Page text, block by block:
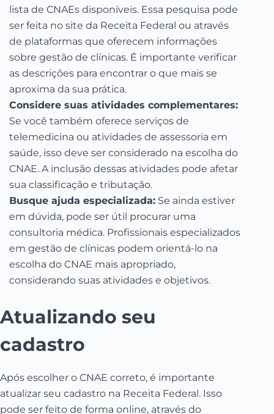
lista de CNAEs disponíveis. Essa pesquisa pode
ser feita no site da Receita Federal ou através
de plataformas que oferecem informações
sobre gestão de clínicas. É importante verificar
as descrições para encontrar o que mais se
aproxima da sua prática.
Considere suas atividades complementares:
Se você também oferece serviços de
telemedicina ou atividades de assessoria em
saúde, isso deve ser considerado na escolha do
CNAE. A inclusão dessas atividades pode afetar
sua classificação e tributação.
Busque ajuda especializada: Se ainda estiver
em dúvida, pode ser útil procurar uma
consultoria médica. Profissionais especializados
em gestão de clínicas podem orientá-lo na
escolha do CNAE mais apropriado,
considerando suas atividades e objetivos.
Atualizando seu
cadastro
Após escolher o CNAE correto, é importante
atualizar seu cadastro na Receita Federal. Isso
pode ser feito de forma online, através do